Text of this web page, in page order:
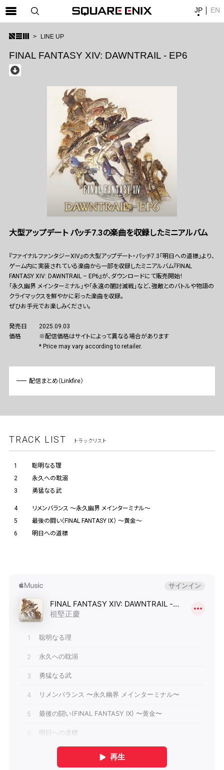
SQUARE ENIX 公式サイトメニュー
ゲーム
マガジン＆ブックス
ミュージック
採用情報
JP EN
LINE UP
FINAL FANTASY XIV: DAWNTRAIL - EP6
大型アップデート パッチ7.3の楽曲を収録したミニアルバム
『ファイナルファンタジーXIV』の大型アップデート・パッチ7.3「明日への道標」より、
ゲーム内に実装されている楽曲から一部を収録したミニアルバム『FINAL
FANTASY XIV: DAWNTRAIL – EP6』が、ダウンロードにて販売開始！
「永久幽界 メインターミナル」や「永遠の闇討滅戦」など、強敵とのバトルや物語の
クライマックスを鮮やかに彩った楽曲を収録。
ぜひお手元でお楽しみください。
発売日
2025.09.03
価格
※配信価格はサイトによって異なる場合があります
* Price may vary according to retailer.
配信まとめ（Linkfire）
TRACK LIST トラックリスト
1
聡明なる理
2
永久への耽溺
3
勇猛なる武
4
リメンバランス 〜永久幽界 メインターミナル〜
5
最後の闘い（FINAL FANTASY IX） 〜黄金〜
6
明日への道標